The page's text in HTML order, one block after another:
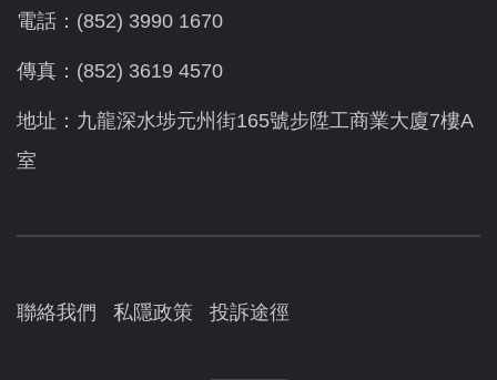
電話：(852) 3990 1670
傳真：(852) 3619 4570
地址：九龍深水埗元州街165號步陞工商業大廈7樓A
室
聯絡我們 私隱政策 投訴途徑